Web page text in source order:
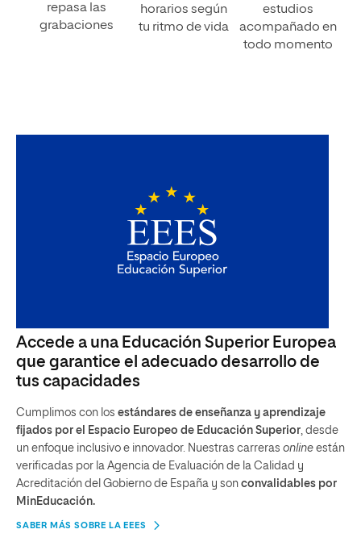
repasa las
grabaciones
horarios según
tu ritmo de vida
estudios
acompañado en
todo momento
Accede a una Educación Superior Europea
que garantice el adecuado desarrollo de
tus capacidades
Cumplimos con los estándares de enseñanza y aprendizaje
fijados por el Espacio Europeo de Educación Superior, desde
un enfoque inclusivo e innovador. Nuestras carreras online están
verificadas por la Agencia de Evaluación de la Calidad y
Acreditación del Gobierno de España y son convalidables por
MinEducación.
SABER MÁS SOBRE LA EEES